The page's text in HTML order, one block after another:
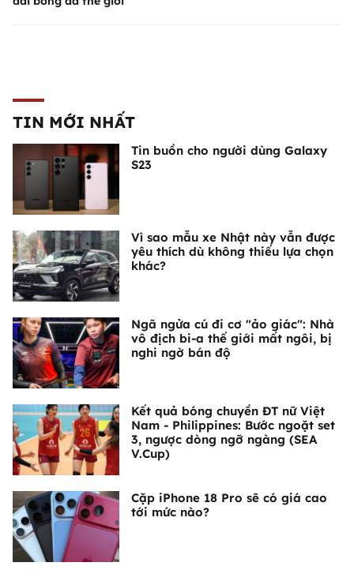
TIN MỚI NHẤT
Tin buồn cho người dùng Galaxy
S23
Vì sao mẫu xe Nhật này vẫn được
yêu thích dù không thiếu lựa chọn
khác?
Ngã ngửa cú đi cơ "ảo giác": Nhà
vô địch bi-a thế giới mất ngôi, bị
nghi ngờ bán độ
Kết quả bóng chuyền ĐT nữ Việt
Nam - Philippines: Bước ngoặt set
3, ngược dòng ngỡ ngàng (SEA
V.Cup)
Cặp iPhone 18 Pro sẽ có giá cao
tới mức nào?